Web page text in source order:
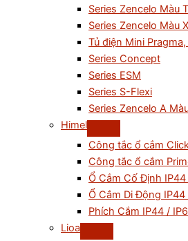
Series Zencelo Màu
Series Zencelo Màu
Tủ điện Mini
Series Concept
Series ESM
Series S-Flexi
Series Zencelo A
Himel
Công tắc ổ cắm
Công tắc ổ cắm
Ổ Cắm Cố Định IP44
Ổ Cắm Di Động IP44
Phích Cắm IP44 /
Lioa